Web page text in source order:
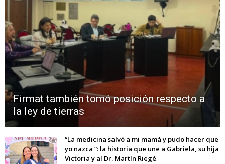
Firmat también tomó posición respecto a
la ley de tierras
“La medicina salvó a mi mamá y pudo hacer que
yo nazca “: la historia que une a Gabriela, su hija
Victoria y al Dr. Martín Riegé